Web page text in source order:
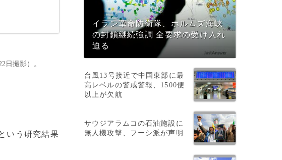
日撮影）。
いう研究結果
イラン革命防衛隊、ホルムズ海峡
の封鎖継続強調 全要求の受け入れ
迫る
台風13号接近で中国東部に最
高レベルの警戒警報、1500便
以上が欠航
サウジアラムコの石油施設に
無人機攻撃、フーシ派が声明